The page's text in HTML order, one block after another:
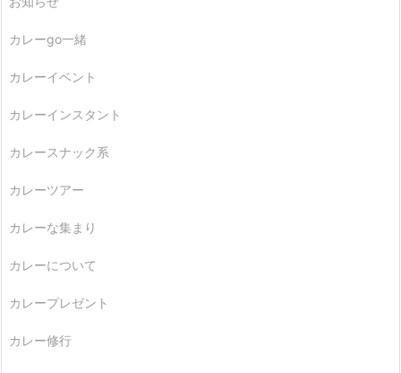
カレーgo一緒
カレーイベント
カレーインスタント
カレースナック系
カレーツアー
カレーな集まり
カレーについて
カレープレゼント
カレー修行